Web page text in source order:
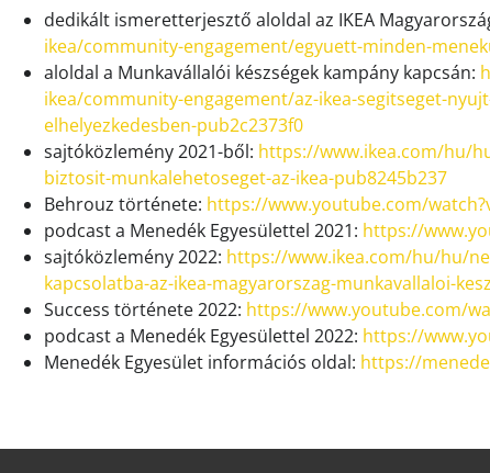
dedikált ismeretterjesztő aloldal az IKEA
ikea/community-engagement/egyuett-minden-
aloldal a Munkavállalói készségek kampány kapcsán:
ikea/community-engagement/az-ikea-segitseget-
elhelyezkedesben-pub2c2373f0
sajtóközlemény 2021-ből: https://www.ikea.com/hu/
biztosit-munkalehetoseget-az-ikea-pub8245b237
Behrouz története: https://www.youtube.com/
podcast a Menedék Egyesülettel 2021: https://
sajtóközlemény 2022: https://www.ikea.com/hu/hu/
kapcsolatba-az-ikea-magyarorszag-munkavallaloi-
Success története 2022: https://www.youtube.com/
podcast a Menedék Egyesülettel 2022: https://
Menedék Egyesület információs oldal: https://